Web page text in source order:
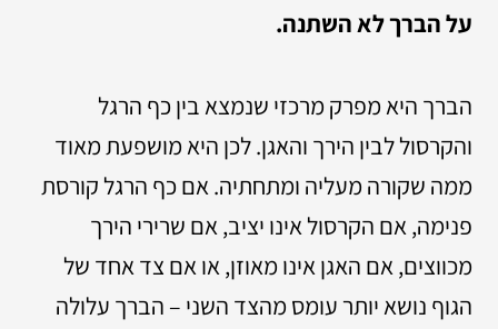
על הברך לא השתנה.
הברך היא מפרק מרכזי שנמצא בין כף הרגל
והקרסול לבין הירך והאגן. לכן היא מושפעת מאוד
ממה שקורה מעליה ומתחתיה. אם כף הרגל קורסת
פנימה, אם הקרסול אינו יציב, אם שרירי הירך
מכווצים, אם האגן אינו מאוזן, או אם צד אחד של
הגוף נושא יותר עומס מהצד השני – הברך עלולה